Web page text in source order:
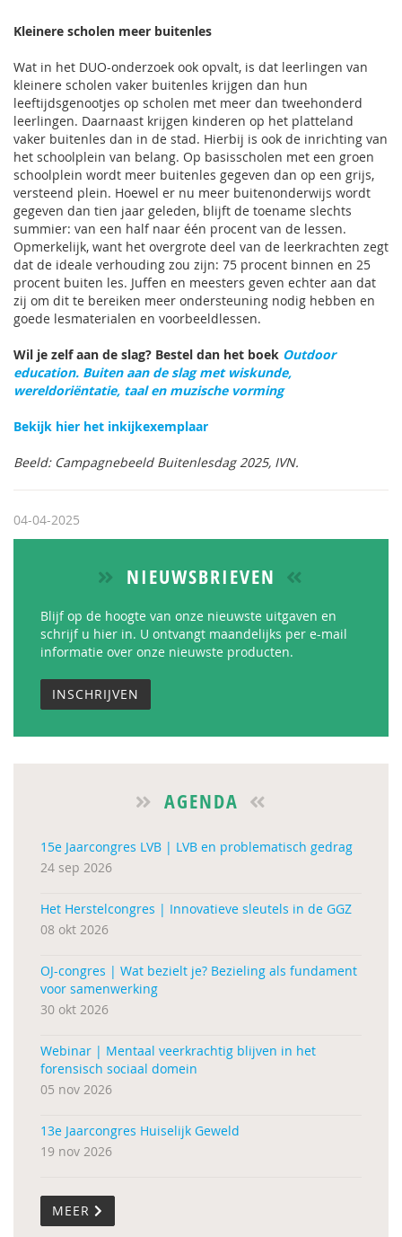
Kleinere scholen meer buitenles
Wat in het DUO-onderzoek ook opvalt, is dat leerlingen van
kleinere scholen vaker buitenles krijgen dan hun
leeftijdsgenootjes op scholen met meer dan tweehonderd
leerlingen. Daarnaast krijgen kinderen op het platteland
vaker buitenles dan in de stad. Hierbij is ook de inrichting van
het schoolplein van belang. Op basisscholen met een groen
schoolplein wordt meer buitenles gegeven dan op een grijs,
versteend plein. Hoewel er nu meer buitenonderwijs wordt
gegeven dan tien jaar geleden, blijft de toename slechts
summier: van een half naar één procent van de lessen.
Opmerkelijk, want het overgrote deel van de leerkrachten zegt
dat de ideale verhouding zou zijn: 75 procent binnen en 25
procent buiten les. Juffen en meesters geven echter aan dat
zij om dit te bereiken meer ondersteuning nodig hebben en
goede lesmaterialen en voorbeeldlessen.
Wil je zelf aan de slag? Bestel dan het boek Outdoor
education. Buiten aan de slag met wiskunde,
wereldoriëntatie, taal en muzische vorming
Bekijk hier het inkijkexemplaar
Beeld: Campagnebeeld Buitenlesdag 2025, IVN.
04-04-2025
NIEUWSBRIEVEN
Blijf op de hoogte van onze nieuwste uitgaven en
schrijf u hier in. U ontvangt maandelijks per e-mail
informatie over onze nieuwste producten.
INSCHRIJVEN
AGENDA
15e Jaarcongres LVB | LVB en problematisch gedrag
24 sep 2026
Het Herstelcongres | Innovatieve sleutels in de GGZ
08 okt 2026
OJ-congres | Wat bezielt je? Bezieling als fundament
voor samenwerking
30 okt 2026
Webinar | Mentaal veerkrachtig blijven in het
forensisch sociaal domein
05 nov 2026
13e Jaarcongres Huiselijk Geweld
19 nov 2026
MEER